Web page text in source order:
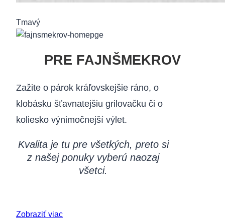
Tmavý
PRE FAJNŠMEKROV
Zažite o párok kráľovskejšie ráno, o
klobásku šťavnatejšiu grilovačku či o
koliesko výnimočnejší výlet.
Kvalita je tu pre všetkých, preto si
z našej ponuky vyberú naozaj
všetci.
Zobraziť viac